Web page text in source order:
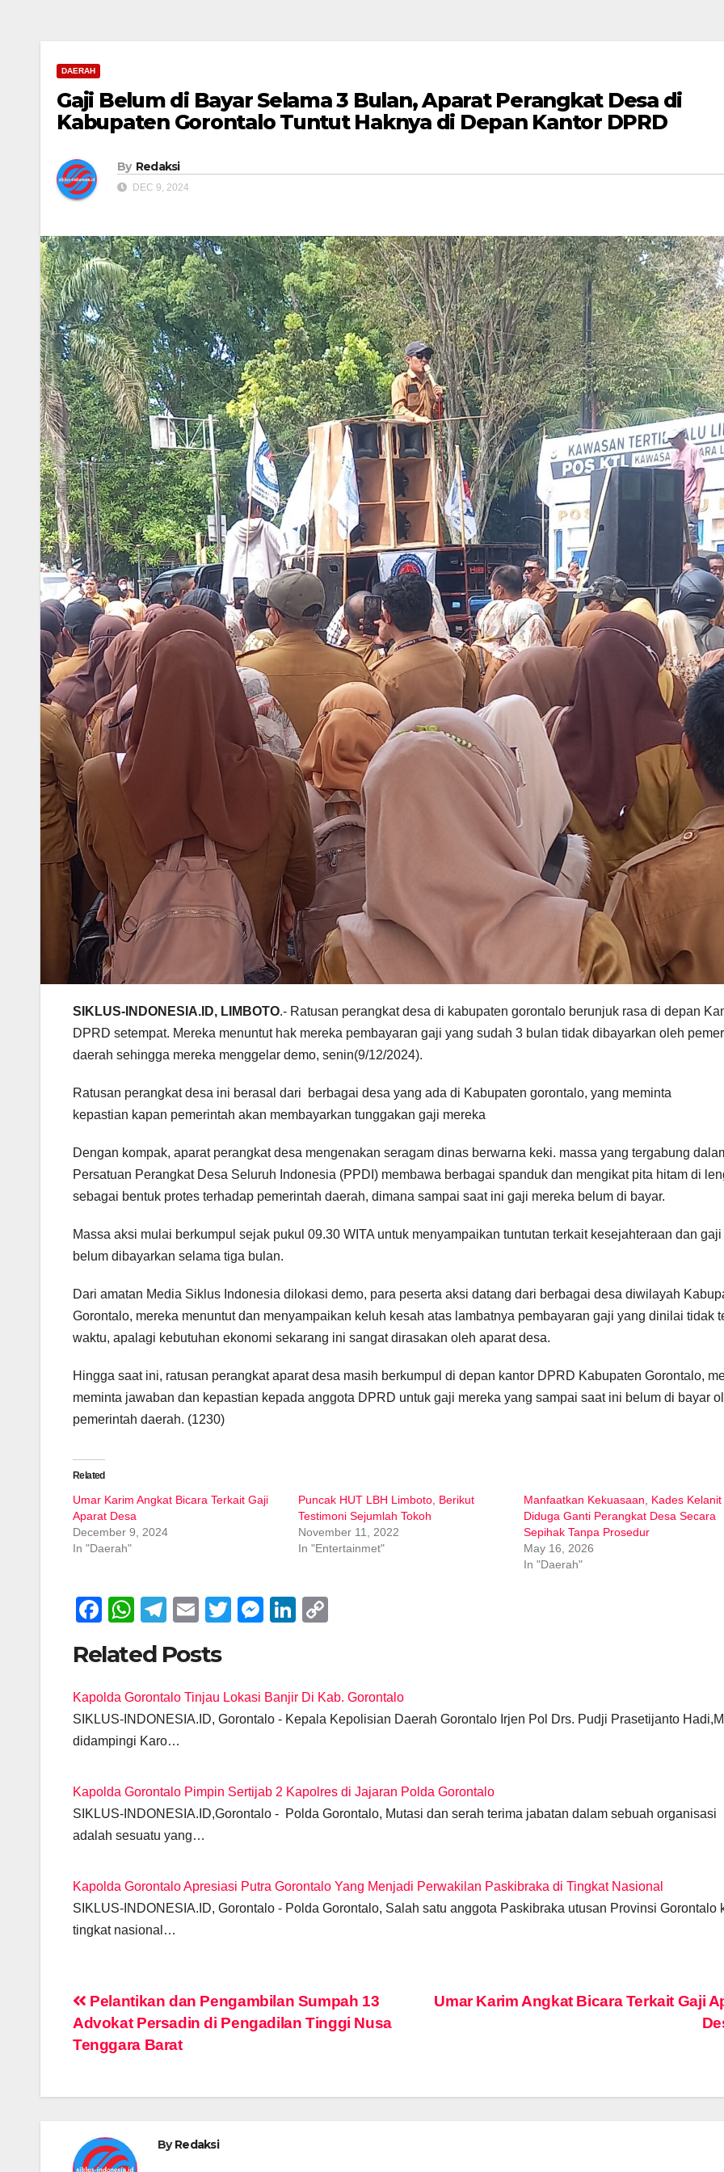
DAERAH
Gaji Belum di Bayar Selama 3 Bulan, Aparat Perangkat Desa di
Kabupaten Gorontalo Tuntut Haknya di Depan Kantor DPRD
By Redaksi
DEC 9, 2024
SIKLUS-INDONESIA.ID, LIMBOTO.- Ratusan perangkat desa di kabupaten gorontalo berunjuk rasa di depan
DPRD setempat. Mereka menuntut hak mereka pembayaran gaji yang sudah 3 bulan tidak dibayarkan oleh
daerah sehingga mereka menggelar demo, senin(9/12/2024).
Ratusan perangkat desa ini berasal dari berbagai desa yang ada di Kabupaten gorontalo, yang meminta
kepastian kapan pemerintah akan membayarkan tunggakan gaji mereka
Dengan kompak, aparat perangkat desa mengenakan seragam dinas berwarna keki. massa yang tergabung
Persatuan Perangkat Desa Seluruh Indonesia (PPDI) membawa berbagai spanduk dan mengikat pita hitam di
sebagai bentuk protes terhadap pemerintah daerah, dimana sampai saat ini gaji mereka belum di bayar.
Massa aksi mulai berkumpul sejak pukul 09.30 WITA untuk menyampaikan tuntutan terkait kesejahteraan dan
belum dibayarkan selama tiga bulan.
Dari amatan Media Siklus Indonesia dilokasi demo, para peserta aksi datang dari berbagai desa diwilayah
Gorontalo, mereka menuntut dan menyampaikan keluh kesah atas lambatnya pembayaran gaji yang dinilai tidak
waktu, apalagi kebutuhan ekonomi sekarang ini sangat dirasakan oleh aparat desa.
Hingga saat ini, ratusan perangkat aparat desa masih berkumpul di depan kantor DPRD Kabupaten Gorontalo,
meminta jawaban dan kepastian kepada anggota DPRD untuk gaji mereka yang sampai saat ini belum di bayar
pemerintah daerah. (1230)
Related
Umar Karim Angkat Bicara Terkait Gaji
Aparat Desa
December 9, 2024
In "Daerah"
Puncak HUT LBH Limboto, Berikut
Testimoni Sejumlah Tokoh
November 11, 2022
In "Entertainmet"
Manfaatkan Kekuasaan, Kades Kelanit
Diduga Ganti Perangkat Desa Secara
Sepihak Tanpa Prosedur
May 16, 2026
In "Daerah"
F
c
e
b
o
k
W
at
s
A
p
T
e
gr
a
m
E
ail
T
er
M
e
n
Li
e
dI
y
Li
Related Posts
Kapolda Gorontalo Tinjau Lokasi Banjir Di Kab. Gorontalo
SIKLUS-INDONESIA.ID, Gorontalo - Kepala Kepolisian Daerah Gorontalo Irjen Pol Drs. Pudji Prasetijanto
didampingi Karo…
Kapolda Gorontalo Pimpin Sertijab 2 Kapolres di Jajaran Polda Gorontalo
SIKLUS-INDONESIA.ID,Gorontalo - Polda Gorontalo, Mutasi dan serah terima jabatan dalam sebuah organisasi
adalah sesuatu yang…
Kapolda Gorontalo Apresiasi Putra Gorontalo Yang Menjadi Perwakilan Paskibraka di Tingkat Nasional
SIKLUS-INDONESIA.ID, Gorontalo - Polda Gorontalo, Salah satu anggota Paskibraka utusan Provinsi Gorontalo
tingkat nasional…
Post
navigation
Umar Karim Angkat Bicara Terkait Gaji
Pelantikan dan Pengambilan Sumpah 13
Advokat Persadin di Pengadilan Tinggi Nusa
Tenggara Barat
ByRedaksi